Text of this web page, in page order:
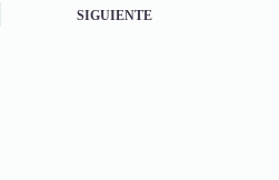
SIGUIENTE